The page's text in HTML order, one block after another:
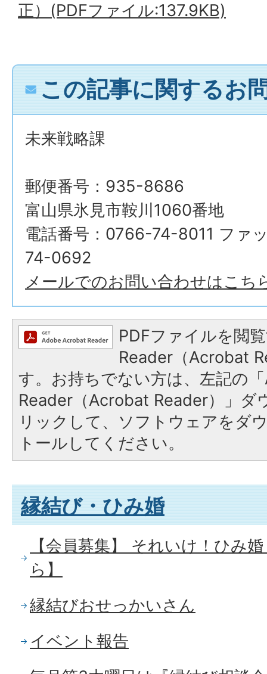
正）(PDFファイル:137.9KB)
この記事に関するお
未来戦略課
郵便番号：935-8686
富山県氷見市鞍川1060番地
電話番号：0766-74-8011 ファ
74-0692
メールでのお問い合わせはこち
PDFファイルを閲
Reader（Acrobat
す。お持ちでない方は、左記の
Reader（Acrobat Reader）」ダ
リックして、ソフトウェアをダ
トールしてください。
縁結び・ひみ婚
【会員募集】 それいけ！ひみ
ら】
縁結びおせっかいさん
イベント報告